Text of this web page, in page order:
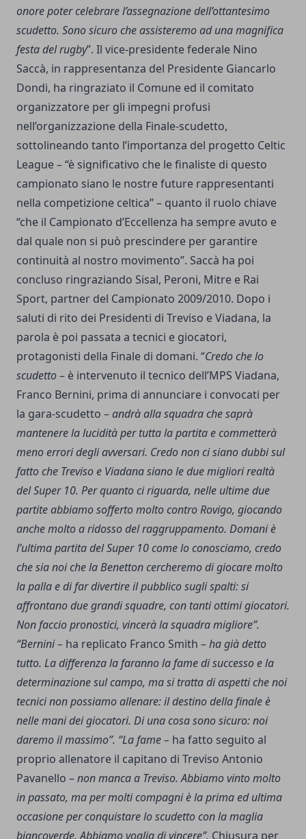
onore poter celebrare l’assegnazione dell’ottantesimo
scudetto. Sono sicuro che assisteremo ad una magnifica
festa del rugby”. Il vice-presidente federale Nino
Saccà, in rappresentanza del Presidente Giancarlo
Dondi, ha ringraziato il Comune ed il comitato
organizzatore per gli impegni profusi
nell’organizzazione della Finale-scudetto,
sottolineando tanto l’importanza del progetto Celtic
League – “è significativo che le finaliste di questo
campionato siano le nostre future rappresentanti
nella competizione celtica” – quanto il ruolo chiave
“che il Campionato d’Eccellenza ha sempre avuto e
dal quale non si può prescindere per garantire
continuità al nostro movimento”. Saccà ha poi
concluso ringraziando Sisal, Peroni, Mitre e Rai
Sport, partner del Campionato 2009/2010. Dopo i
saluti di rito dei Presidenti di Treviso e Viadana, la
parola è poi passata a tecnici e giocatori,
protagonisti della Finale di domani. “Credo che lo
scudetto– è intervenuto il tecnico dell’MPS Viadana,
Franco Bernini, prima di annunciare i convocati per
la gara-scudetto –andrà alla squadra che saprà
mantenere la lucidità per tutta la partita e commetterà
meno errori degli avversari. Credo non ci siano dubbi sul
fatto che Treviso e Viadana siano le due migliori realtà
del Super 10. Per quanto ci riguarda, nelle ultime due
partite abbiamo sofferto molto contro Rovigo, giocando
anche molto a ridosso del raggruppamento. Domani è
l’ultima partita del Super 10 come lo conosciamo, credo
che sia noi che la Benetton cercheremo di giocare molto
la palla e di far divertire il pubblico sugli spalti: si
affrontano due grandi squadre, con tanti ottimi giocatori.
Non faccio pronostici, vincerà la squadra migliore”.
“Bernini – ha replicato Franco Smith –ha già detto
tutto. La differenza la faranno la fame di successo e la
determinazione sul campo, ma si tratta di aspetti che noi
tecnici non possiamo allenare: il destino della finale è
nelle mani dei giocatori. Di una cosa sono sicuro: noi
daremo il massimo”. “La fame – ha fatto seguito al
proprio allenatore il capitano di Treviso Antonio
Pavanello –non manca a Treviso. Abbiamo vinto molto
in passato, ma per molti compagni è la prima ed ultima
occasione per conquistare lo scudetto con la maglia
biancoverde. Abbiamo voglia di vincere”. Chiusura per